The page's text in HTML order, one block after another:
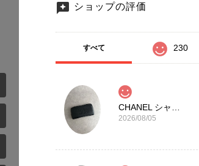
ショップの評価
すべて 230
2026/08/05